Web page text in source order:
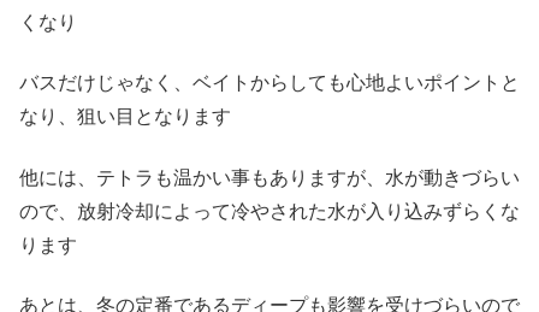
くなり
バスだけじゃなく、ベイトからしても心地よいポイントと
なり、狙い目となります
他には、テトラも温かい事もありますが、水が動きづらい
ので、放射冷却によって冷やされた水が入り込みずらくな
ります
あとは、冬の定番であるディープも影響を受けづらいので